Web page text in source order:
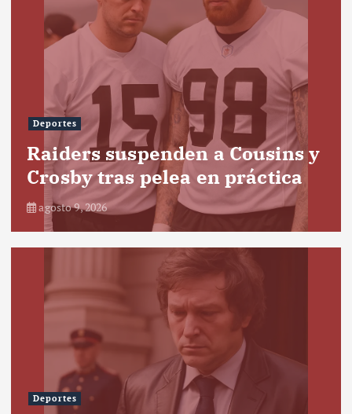
Deportes
Raiders suspenden a Cousins y
Crosby tras pelea en práctica
agosto 9, 2026
Deportes